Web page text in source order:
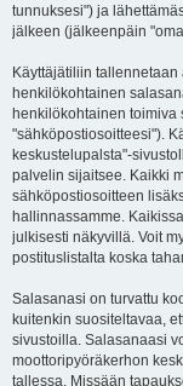
tunnuksesi") ja
jälkeen (jälkeenpäin
Käyttäjätiliin
henkilökohtainen
henkilökohtainen
"sähköpostiosoitteesi").
keskustelupalsta"-
palvelin sijaitsee. Kaikki
sähköpostiosoitteen
hallinnassamme.
julkisesti näkyvillä. Voit
postituslistalta koska
Salasanasi on turvattu
kuitenkin suositeltavaa,
sivustoilla. Salasanaasi
moottoripyöräkerhon
tallessa. Missään